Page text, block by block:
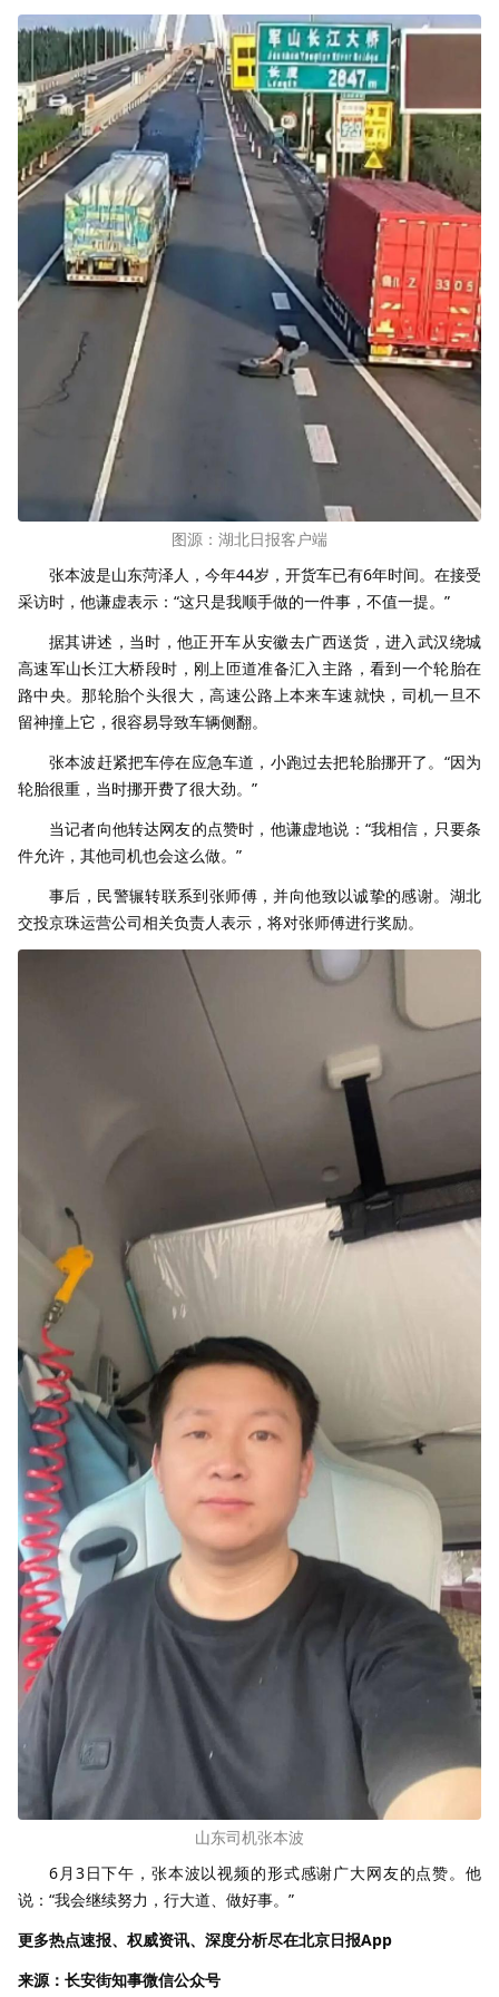
图源：湖北日报客户端
张本波是山东菏泽人，今年44岁，开货车已有6年时间。在接受
采访时，他谦虚表示：“这只是我顺手做的一件事，不值一提。”
据其讲述，当时，他正开车从安徽去广西送货，进入武汉绕城
高速军山长江大桥段时，刚上匝道准备汇入主路，看到一个轮胎在
路中央。那轮胎个头很大，高速公路上本来车速就快，司机一旦不
留神撞上它，很容易导致车辆侧翻。
张本波赶紧把车停在应急车道，小跑过去把轮胎挪开了。“因为
轮胎很重，当时挪开费了很大劲。”
当记者向他转达网友的点赞时，他谦虚地说：“我相信，只要条
件允许，其他司机也会这么做。”
事后，民警辗转联系到张师傅，并向他致以诚挚的感谢。湖北
交投京珠运营公司相关负责人表示，将对张师傅进行奖励。
山东司机张本波
6月3日下午，张本波以视频的形式感谢广大网友的点赞。他
说：“我会继续努力，行大道、做好事。”
更多热点速报、权威资讯、深度分析尽在北京日报App
来源：长安街知事微信公众号